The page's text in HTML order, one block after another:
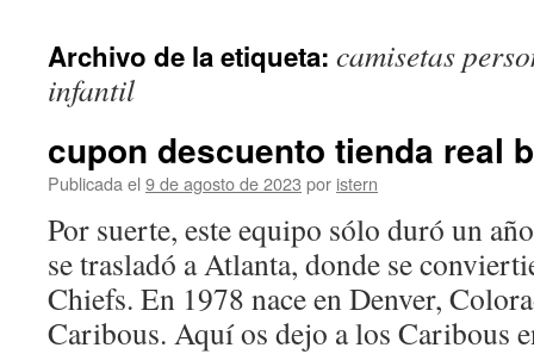
contenido
Archivo de la etiqueta: camisetas
infantil
cupon descuento tienda real
Publicada el 9 de agosto de 2023 por istern
Por suerte, este equipo sólo duró un
se trasladó a Atlanta, donde se
Chiefs. En 1978 nace en Denver,
Caribous. Aquí os dejo a los